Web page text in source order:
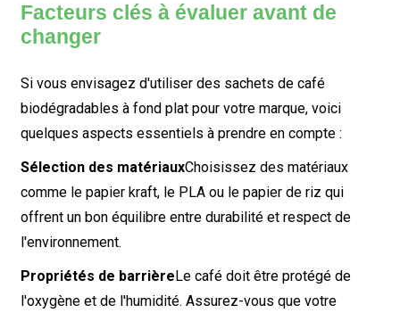
Facteurs clés à évaluer avant de
changer
Si vous envisagez d'utiliser des sachets de café
biodégradables à fond plat pour votre marque, voici
quelques aspects essentiels à prendre en compte :
Sélection des matériauxChoisissez des matériaux
comme le papier kraft, le PLA ou le papier de riz qui
offrent un bon équilibre entre durabilité et respect de
l'environnement.
Propriétés de barrièreLe café doit être protégé de
l'oxygène et de l'humidité. Assurez-vous que votre